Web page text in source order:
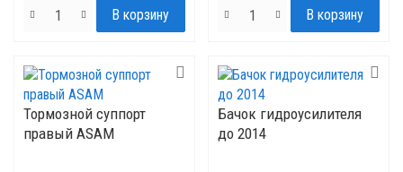
Тормозной суппорт
правый ASAM
Бачок гидроусилителя
до 2014